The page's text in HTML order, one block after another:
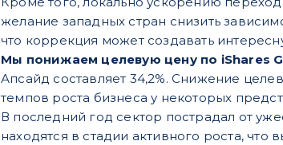
желание западных стран снизить
что коррекция может создавать
Мы понижаем целевую цену по iShares
Апсайд составляет 34,2%. Снижение
темпов роста бизнеса у некоторых
В последний год сектор пострадал от
находятся в стадии активного роста,